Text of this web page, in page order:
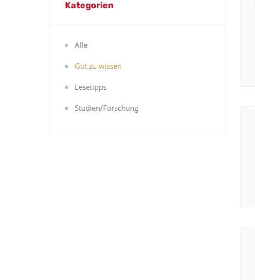
Kategorien
Alle
Gut zu wissen
Lesetipps
Studien/Forschung